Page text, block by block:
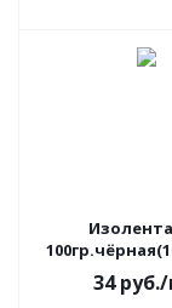
34руб./